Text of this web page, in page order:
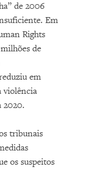
de 2006
Em
Rights
de
em
violência
2020.
tribunais
os suspeitos